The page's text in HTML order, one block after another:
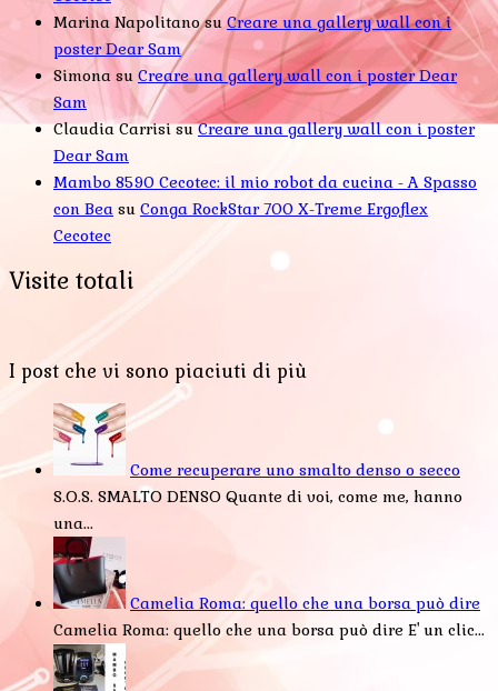
Marina Napolitanosu Creare una gallery wall con i
poster Dear Sam
Simona su Creare una gallery wall con i poster Dear
Sam
Claudia CarrisisuCreare una gallery wall con i poster
Dear Sam
Mambo 8590 Cecotec: il mio robot da cucina - A Spasso
con Bea su Conga RockStar 700 X-Treme Ergoflex
Cecotec
Visite totali
I post che vi sono piaciuti di più
Come recuperare uno smalto denso o secco
S.O.S. SMALTO DENSO Quante di voi, come me, hanno
una...
Camelia Roma: quello che una borsa può dire
Camelia Roma: quello che una borsa può dire E' un clic...